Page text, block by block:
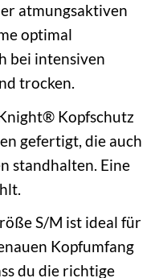
atmungsaktiven
optimal
bei intensiven
trocken.
Kopfschutz
gefertigt, die auch
standhalten. Eine
S/M ist ideal für
Kopfumfang
du die richtige